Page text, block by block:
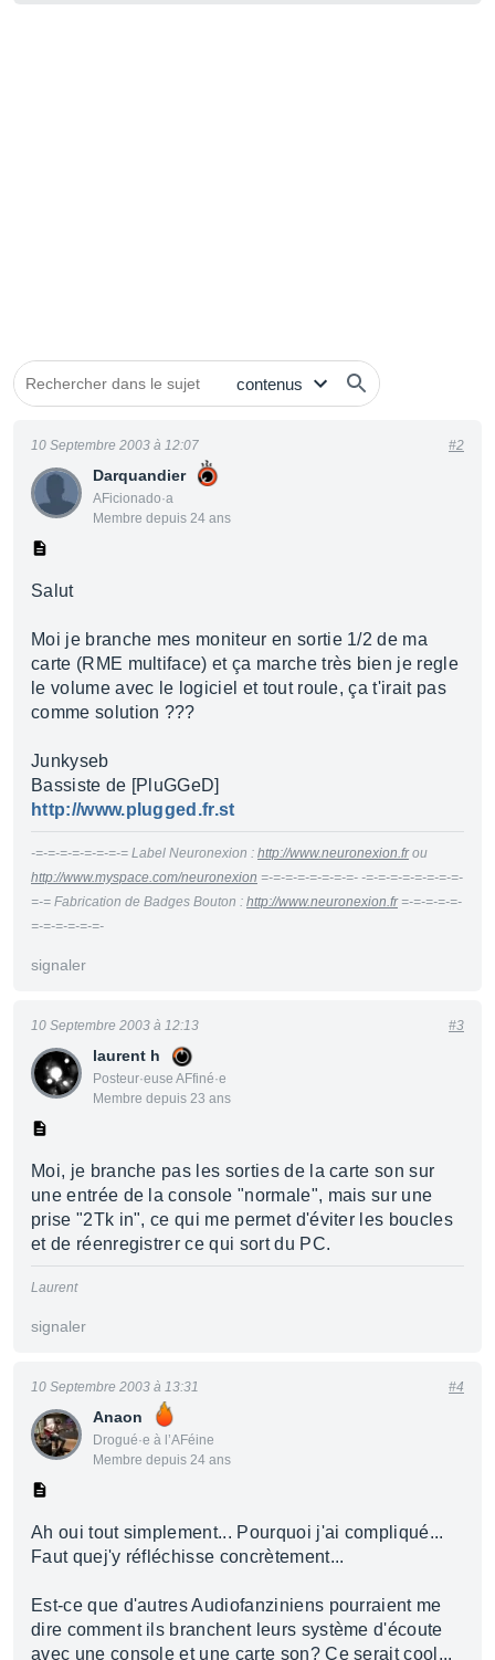
Darquandier
AFicionado·a
Membre depuis 24 ans
10 Septembre 2003 à 12:07 #2
Salut
Moi je branche mes moniteur en sortie 1/2 de ma
carte (RME multiface) et ça marche très bien je regle
le volume avec le logiciel et tout roule, ça t'irait pas
comme solution ???
Junkyseb
Bassiste de [PluGGeD]
http://www.plugged.fr.st
-=-=-=-=-=-=-=-= Label Neuronexion : http://www.neuronexion.frou
http://www.myspace.com/neuronexion =-=-=-=-=-=-=-=- -=-=-=-=-=-=-=-=-
=-= Fabrication de Badges Bouton : http://www.neuronexion.fr=-=-=-=-=-
=-=-=-=-=-=-
signaler
laurent h
Posteur·euse AFfiné·e
Membre depuis 23 ans
10 Septembre 2003 à 12:13 #3
Moi, je branche pas les sorties de la carte son sur
une entrée de la console "normale", mais sur une
prise "2Tk in", ce qui me permet d'éviter les boucles
et de réenregistrer ce qui sort du PC.
Laurent
signaler
Anaon
Drogué·e à l’AFéine
Membre depuis 24 ans
10 Septembre 2003 à 13:31 #4
Ah oui tout simplement... Pourquoi j'ai compliqué...
Faut quej'y réfléchisse concrètement...
Est-ce que d'autres Audiofanziniens pourraient me
dire comment ils branchent leurs système d'écoute
avec une console et une carte son? Ce serait cool...